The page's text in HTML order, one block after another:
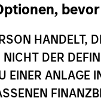
HANDELT,
DER
EINER